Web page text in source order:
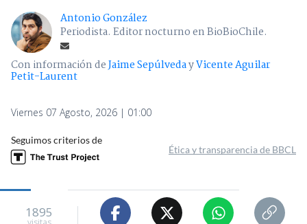
Antonio González
Periodista. Editor nocturno en BioBioChile.
Con información deJaime SepúlvedayVicente Aguilar
Petit-Laurent
Viernes 07 Agosto, 2026 | 01:00
Seguimos criterios de
Ética y transparencia de BBCL
1895